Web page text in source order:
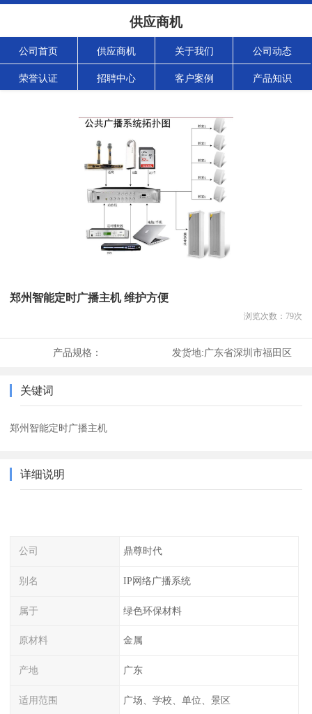
供应商机
公司首页 供应商机 关于我们 公司动态
荣誉认证 招聘中心 客户案例 产品知识
郑州智能定时广播主机 维护方便
浏览次数： 79次
产品规格： 发货地:广东省深圳市福田区
关键词
郑州智能定时广播主机
详细说明
公司 鼎尊时代
别名 IP网络广播系统
属于 绿色环保材料
原材料 金属
产地 广东
适用范围 广场、学校、单位、景区